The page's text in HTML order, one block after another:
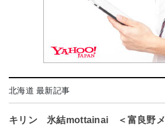
北海道 最新記事
キリン 氷結mottainai ＜富良野メ